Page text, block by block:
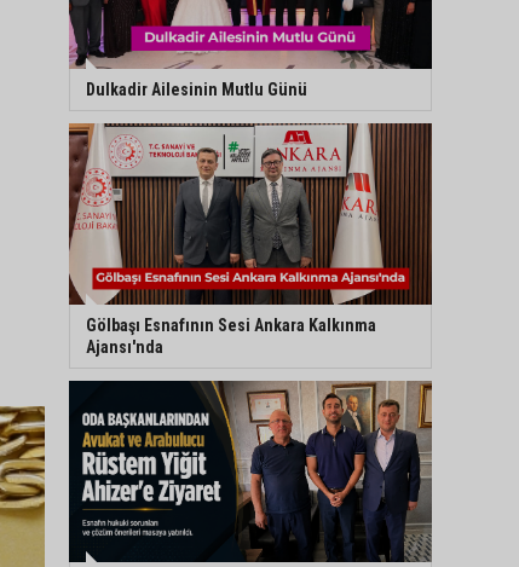
Dulkadir Ailesinin Mutlu Günü
Gölbaşı Esnafının Sesi Ankara Kalkınma
Ajansı'nda